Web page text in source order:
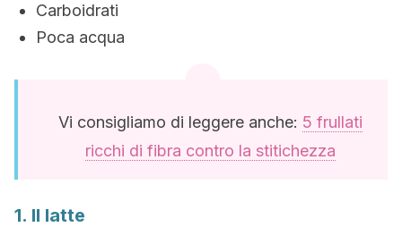
Carboidrati
Poca acqua
Vi consigliamo di leggere anche: 5 frullati
ricchi di fibra contro la stitichezza
1. Il latte